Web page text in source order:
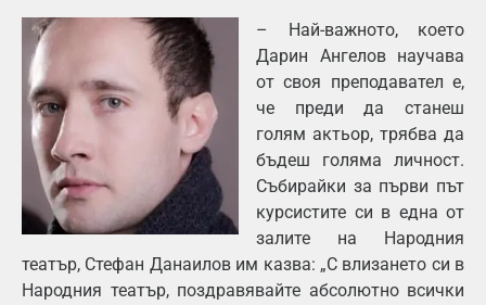
– Най-важното, което
Дарин Ангелов научава
от своя преподавател е,
че преди да станеш
голям актьор, трябва да
бъдеш голяма личност.
Събирайки за първи път
курсистите си в една от
залите на Народния
театър, Стефан Данаилов им казва: „С влизането си в
Народния театър, поздравявайте абсолютно всички